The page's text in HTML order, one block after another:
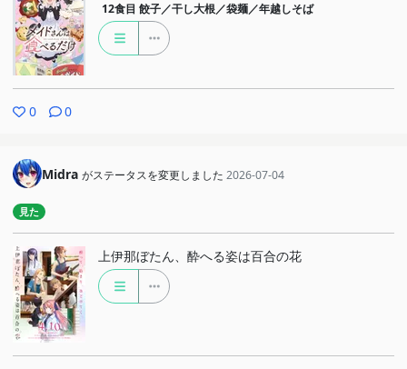
12食目 餃子／干し大根／袋麺／年越しそば
0 0
Midra がステータスを変更しました 2026-07-04
見た
上伊那ぼたん、酔へる姿は百合の花